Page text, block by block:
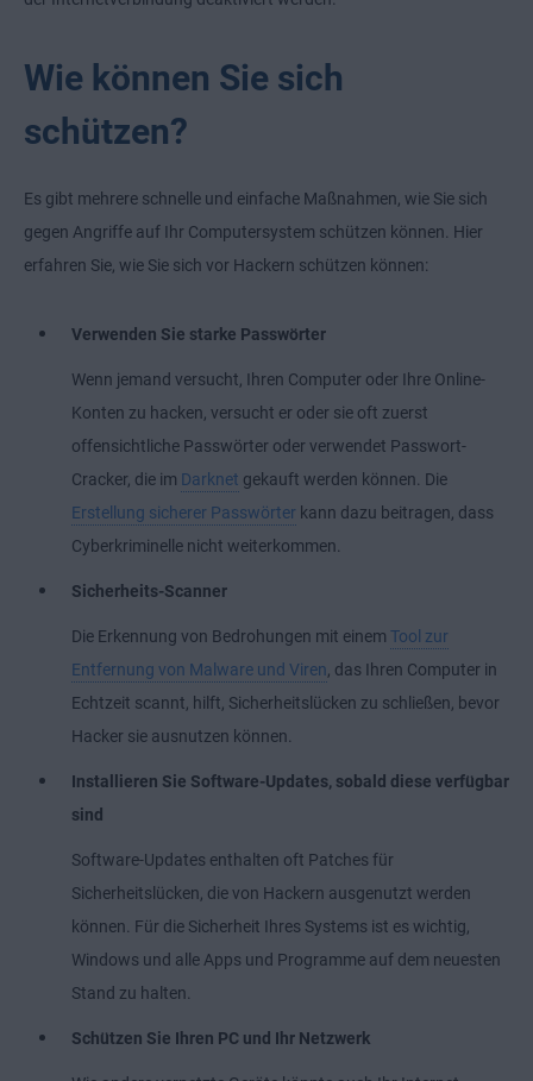
Wie können Sie sich
schützen?
Es gibt mehrere schnelle und einfache Maßnahmen, wie Sie sich
gegen Angriffe auf Ihr Computersystem schützen können. Hier
erfahren Sie, wie Sie sich vor Hackern schützen können:
Verwenden Sie starke Passwörter
Wenn jemand versucht, Ihren Computer oder Ihre Online-
Konten zu hacken, versucht er oder sie oft zuerst
offensichtliche Passwörter oder verwendet Passwort-
Cracker, die im Darknet gekauft werden können. Die
Erstellung sicherer Passwörter kann dazu beitragen, dass
Cyberkriminelle nicht weiterkommen.
Sicherheits-Scanner
Die Erkennung von Bedrohungen mit einem Tool zur
Entfernung von Malware und Viren, das Ihren Computer in
Echtzeit scannt, hilft, Sicherheitslücken zu schließen, bevor
Hacker sie ausnutzen können.
Installieren Sie Software-Updates, sobald diese verfügbar
sind
Software-Updates enthalten oft Patches für
Sicherheitslücken, die von Hackern ausgenutzt werden
können. Für die Sicherheit Ihres Systems ist es wichtig,
Windows und alle Apps und Programme auf dem neuesten
Stand zu halten.
Schützen Sie Ihren PC und Ihr Netzwerk